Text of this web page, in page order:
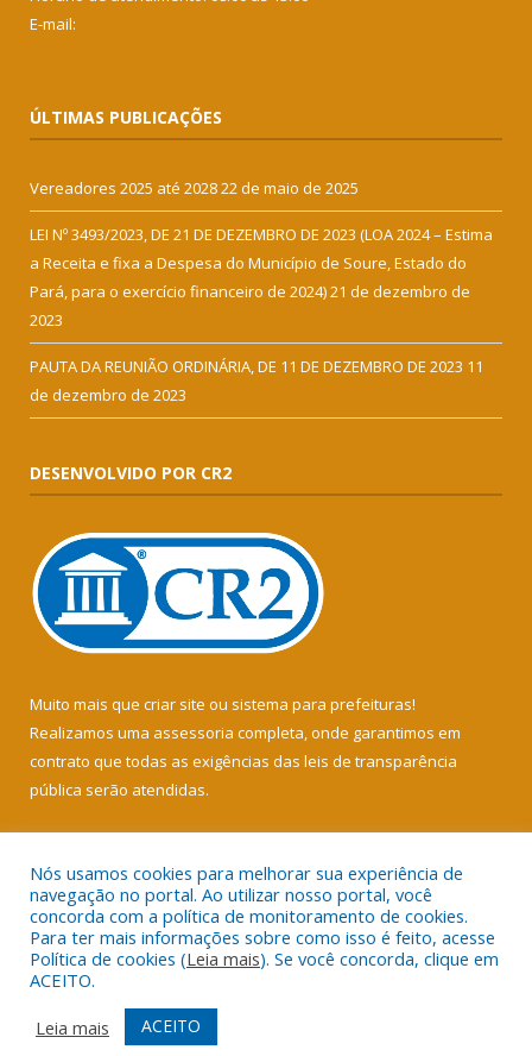
E-mail:
ÚLTIMAS PUBLICAÇÕES
Vereadores 2025 até 202822 de maio de 2025
LEI Nº 3493/2023, DE 21 DE DEZEMBRO DE 2023 (LOA 2024 – Estima
a Receita e fixa a Despesa do Município de Soure, Estado do
Pará, para o exercício financeiro de 2024)21 de dezembro de
2023
PAUTA DA REUNIÃO ORDINÁRIA, DE 11 DE DEZEMBRO DE 2023 11
de dezembro de 2023
DESENVOLVIDO POR CR2
Muito mais que criar site ou sistema para prefeituras!
Realizamos uma assessoria completa, onde garantimos em
contrato que todas as exigências das leis de transparência
pública serão atendidas.
Todos os direitos reservados a Câmara Municipal de Soure.
Mapa do Site
Acessar Área Administrativa
Acessar Webmail
Nós usamos cookies para melhorar sua experiência de
navegação no portal. Ao utilizar nosso portal, você
concorda com a política de monitoramento de cookies.
Para ter mais informações sobre como isso é feito, acesse
Política de cookies (Leia mais). Se você concorda, clique em
ACEITO.
Leia mais
ACEITO